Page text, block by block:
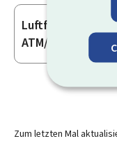
Luftfahrt -
ATM/ANS:
Zum letzten Mal